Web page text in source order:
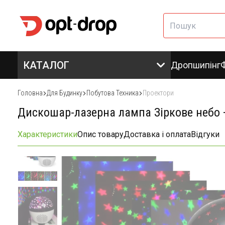
КАТАЛОГ Дропшипінг
Головна Для Будинку Побутова Техника Проектори
Дискошар-лазерна лампа Зіркове небо
ХарактеристикиОпис товаруДоставка і оплатаВідгуки